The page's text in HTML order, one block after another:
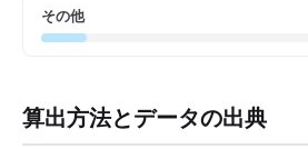
その他
算出方法とデータの出典